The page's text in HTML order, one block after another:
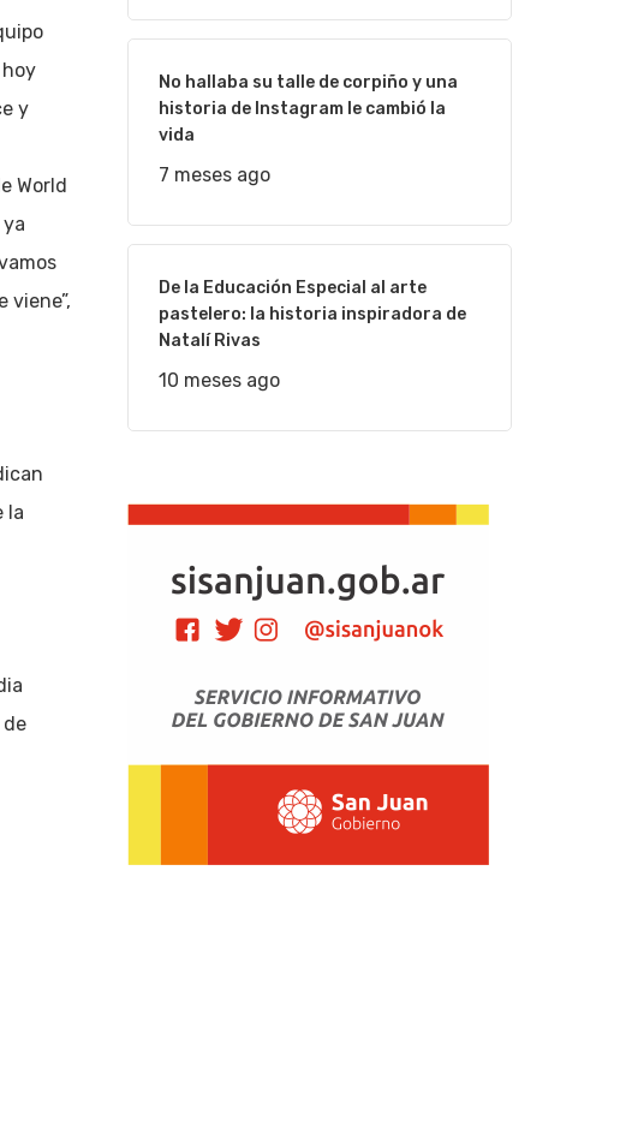
y
World
viene”,
la
de
No hallaba su talle de corpiño y una
historia de Instagram le cambió la
vida
7 meses ago
De la Educación Especial al arte
pastelero: la historia inspiradora de
Natalí Rivas
10 meses ago